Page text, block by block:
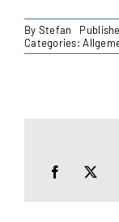
By Stefan
Categories: